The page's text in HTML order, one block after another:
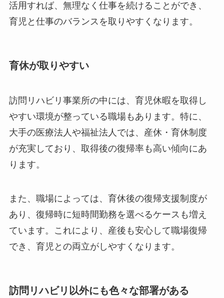
活用すれば、無理なく仕事を続けることができ、
育児と仕事のバランスを取りやすくなります。
育休が取りやすい
訪問リハビリ事業所の中には、育児休暇を取得し
やすい環境が整っている職場もあります。特に、
大手の医療法人や福祉法人では、産休・育休制度
が充実しており、取得後の復帰率も高い傾向にあ
ります。
また、職場によっては、育休後の復帰支援制度が
あり、復帰時に短時間勤務を選べるケースも増え
ています。これにより、産後も安心して職場復帰
でき、育児との両立がしやすくなります。
訪問リハビリ以外にも色々な部署がある